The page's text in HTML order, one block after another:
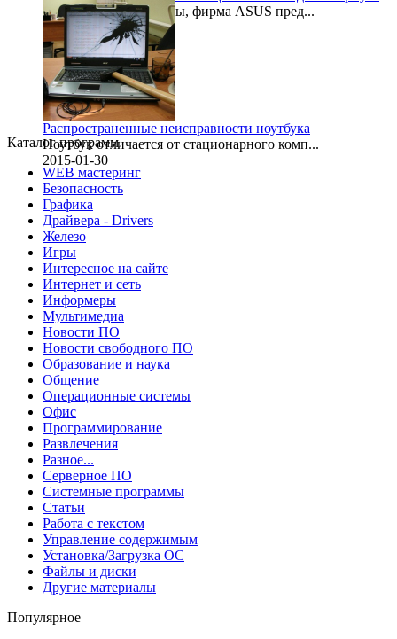
После некоторой паузы, фирма ASUS пред...
1999-11-30
Распространенные неисправности ноутбука
Ноутбук отличается от стационарного комп...
2015-01-30
Каталог программ
WEB мастеринг
Безопасность
Графика
Драйвера - Drivers
Железо
Игры
Интересное на сайте
Интернет и сеть
Информеры
Мультимедиа
Новости ПО
Новости свободного ПО
Образование и наука
Общение
Операционные системы
Офис
Программирование
Развлечения
Разное...
Серверное ПО
Системные программы
Статьи
Работа с текстом
Управление содержимым
Установка/Загрузка ОС
Файлы и диски
Другие материалы
Популярное